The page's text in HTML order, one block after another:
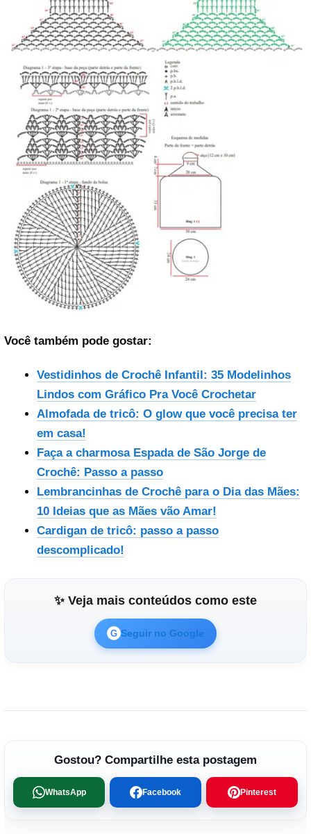
Você também pode gostar:
Vestidinhos de Crochê Infantil: 35 Modelinhos
Lindos com Gráfico Pra Você Crochetar
Almofada de tricô: O glow que você precisa ter
em casa!
Faça a charmosa Espada de São Jorge de
Crochê: Passo a passo
Lembrancinhas de Crochê para o Dia das Mães:
10 Ideias que as Mães vão Amar!
Cardigan de tricô: passo a passo
descomplicado!
✨ Veja mais conteúdos como este
G Seguir no Google
Gostou? Compartilhe esta postagem
WhatsApp Facebook Pinterest